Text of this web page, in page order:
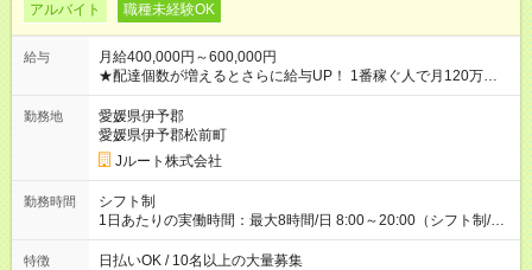
アルバイト 職種未経験OK
給与
月給400,000円～600,000円
★配達個数が増えるとさらに給与UP！ 1番稼ぐ人で月120万ほ
ど！ ・主要都市エリア 月収55万円／週5日稼働 月収65万~112
万円／週6日稼働 ・地方郊外エリア 月収40万円／週5日稼働 月
収40万円~50万円／週6日稼働 ＜モデルイメージ＞ ■月収50万
円 (27歳男性/江東区在住)※元建築関係 1日150個配達×25日勤務
(日休み) ■月収80万円(43歳男性/墨田区在住)※元営業 1日200個
勤務地
愛媛県伊予郡
愛媛県伊予郡松前町
Jルート株式会社
勤務時間
シフト制
1日あたりの実働時間：最大8時間/日 8:00～20:00（シフト制/実
働8時間） ※週5日勤務（場所次第では週4も有り） ※配達状況に
よって時間外での勤務可能性有り ※案件により多少の前後あり
特徴 日払いOK / 10名以上の大量募集